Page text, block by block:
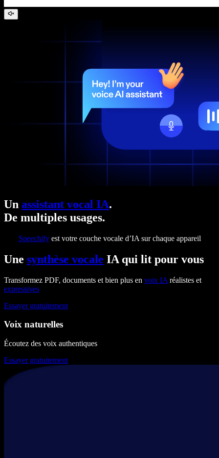
Un assistant vocal IA.
De multiples usages.
Speechifyest votre couche vocale d’IA sur chaque appareil
Une synthèse vocale IA qui lit pour vous
Transformez PDF, documents et bien plus en voix IA réalistes et
expressives
Essayer gratuitement
Voix naturelles
Écoutez des voix authentiques
Essayer gratuitement